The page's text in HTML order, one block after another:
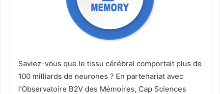
Saviez-vous que le tissu cérébral comportait plus de
100 milliards de neurones ? En partenariat avec
l’Observatoire B2V des Mémoires, Cap Sciences